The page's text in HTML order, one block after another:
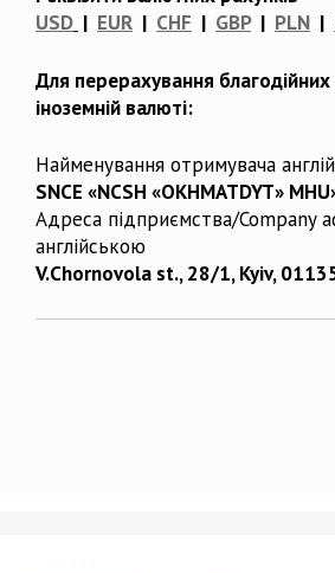
USD | EUR | CHF | GBP| PLN |
Для перерахування благодійних
іноземній валюті:
Найменування отримувача
SNCE «NCSH «OKHMATDYT»
Адреса підприємства/Company
англійською
V.Chornovola st., 28/1, Kyiv,